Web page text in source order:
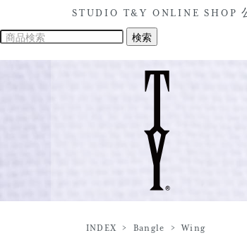
STUDIO T&Y ONLINE SHOP
INDEX >Bangle >Wing